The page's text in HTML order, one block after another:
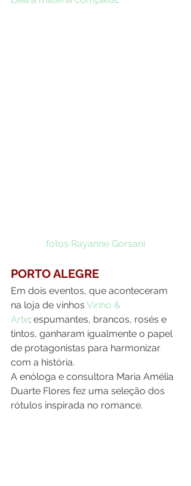
fotos Rayanne Gorsani
PORTO ALEGRE
Em dois eventos, que aconteceram
na loja de vinhos Vinho &
Arte; espumantes, brancos, rosés e
tintos, ganharam igualmente o papel
de protagonistas para harmonizar
com a história.
A enóloga e consultora Maria Amélia
Duarte Flores fez uma seleção dos
rótulos inspirada no romance.